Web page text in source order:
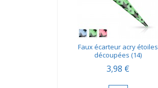
Faux écarteur acry étoiles
découpées (14)
3,98 €